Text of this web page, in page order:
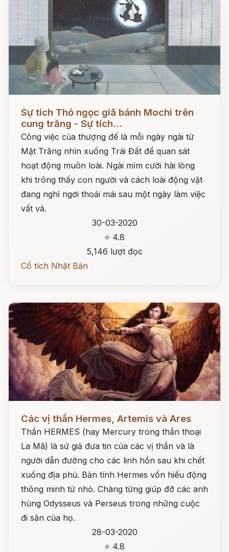
Sự tích Thỏ ngọc giã bánh Mochi trên
cung trăng - Sự tích...
Công việc của thượng đế là mỗi ngày ngài từ
Mặt Trăng nhìn xuống Trái Đất để quan sát
hoạt động muôn loài. Ngài mỉm cười hài lòng
khi trông thấy con người và cách loài động vật
đang nghỉ ngơi thoải mái sau một ngày làm việc
vất vả.
30-03-2020
⭐ 4.8
5,146 lượt đọc
Cổ tích Nhật Bản
Các vị thần Hermes, Artemis và Ares
Thần HERMES (hay Mercury trong thần thoại
La Mã) là sứ giả đưa tin của các vị thần và là
người dẫn đường cho các linh hồn sau khi chết
xuống địa phủ. Bản tính Hermes vốn hiếu động
thông minh từ nhỏ. Chàng từng giúp đỡ các anh
hùng Odysseus và Perseus trong những cuộc
đi săn của họ.
28-03-2020
⭐ 4.8